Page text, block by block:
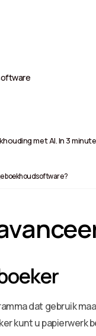
met AI. In 3
boekhoudsoftware?
dat gebruik
kunt u papierwerk